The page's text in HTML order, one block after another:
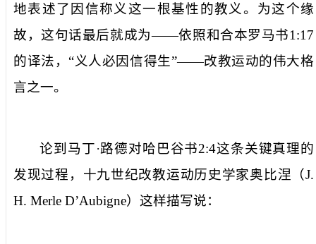
地表述了因信称义这一根基性的教义。为这个缘
故，这句话最后就成为——依照和合本罗马书1:17
的译法，“义人必因信得生”——改教运动的伟大格
言之一。
论到马丁·路德对哈巴谷书2:4这条关键真理的
发现过程，十九世纪改教运动历史学家奥比涅（J.
H. Merle D’Aubigne）这样描写说：